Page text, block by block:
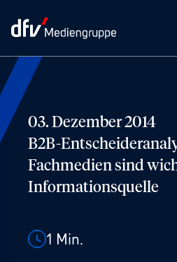
03. Dezember 2014
B2B-
Fachmedien sind
Informationsquelle
1 Min.